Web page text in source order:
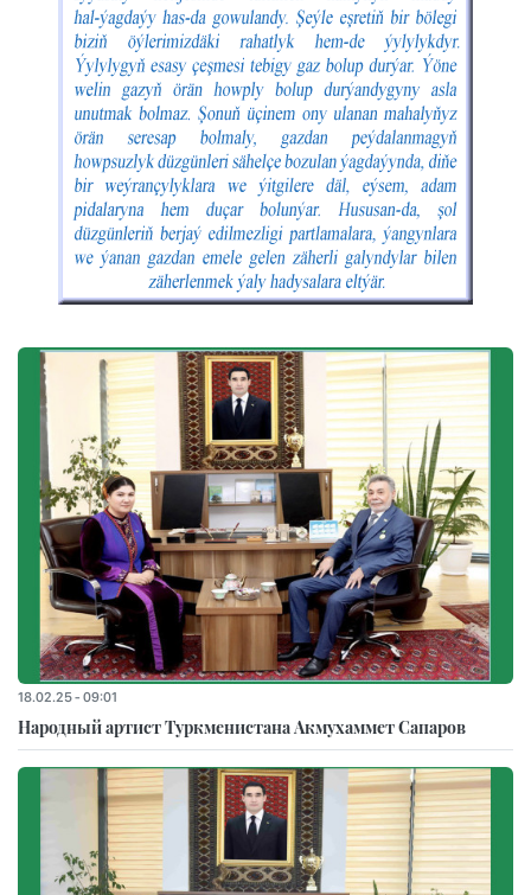
18.02.25 - 09:01
Народный артист Туркменистана Акмухаммет Сапаров